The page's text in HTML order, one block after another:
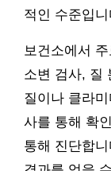
적인 수준입니
보건소에서
소변 검사, 질
질이나 클라
사를 통해 확
통해 진단합